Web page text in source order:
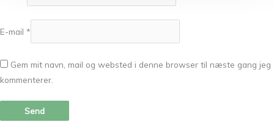
E-mail *
Gem mit navn, mail og websted i denne browser til næste gang jeg
kommenterer.